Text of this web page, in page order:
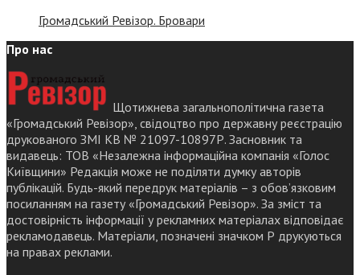
Громадський Ревізор. Бровари
Про нас
Щотижнева загальнополітична газета
«Громадський Ревізор», свідоцтво про державну реєстрацію
друкованого ЗМІ КВ № 21097-10897Р. Засновник та
видавець: ТОВ «Незалежна інформаційна компанія «Голос
Київщини» Редакція може не поділяти думку авторів
публікацій. Будь-який передрук матеріалів – з обов’язковим
посиланням на газету «Громадський Ревізор». За зміст та
достовірність інформації у рекламних матеріалах відповідає
рекламодавець. Матеріали, позначені значком Р друкуються
на правах реклами.